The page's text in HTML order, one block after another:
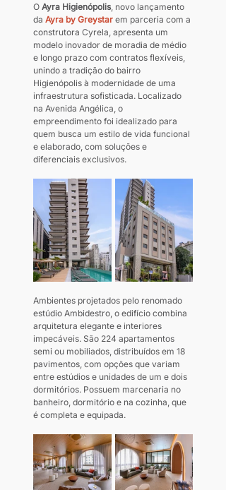
O Ayra Higienópolis, novo lançamento
da Ayra by Greystar em parceria com a
construtora Cyrela, apresenta um
modelo inovador de moradia de médio
e longo prazo com contratos flexíveis,
unindo a tradição do bairro
Higienópolis à modernidade de uma
infraestrutura sofisticada. Localizado
na Avenida Angélica, o
empreendimento foi idealizado para
quem busca um estilo de vida funcional
e elaborado, com soluções e
diferenciais exclusivos.
Ambientes projetados pelo renomado
estúdio Ambidestro, o edifício combina
arquitetura elegante e interiores
impecáveis. São 224 apartamentos
semi ou mobiliados, distribuídos em 18
pavimentos, com opções que variam
entre estúdios e unidades de um e dois
dormitórios. Possuem marcenaria no
banheiro, dormitório e na cozinha, que
é completa e equipada.